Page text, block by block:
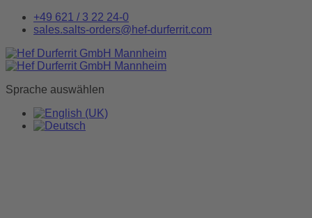
+49 621 / 3 22 24-0
sales.salts-orders@hef-durferrit.com
Sprache auswählen